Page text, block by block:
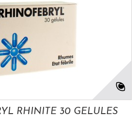
RHINITE 30 GELULES